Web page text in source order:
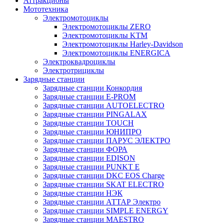
Мототехника
Электромотоциклы
Электромотоциклы ZERO
Электромотоциклы KTM
Электромотоциклы Harley-Davidson
Электромотоциклы ENERGICA
Электроквадроциклы
Электротрициклы
Зарядные станции
Зарядные станции Конкордия
Зарядные станции E-PROM
Зарядные станции AUTOELECTRO
Зарядные станции PINGALAX
Зарядные станции TOUCH
Зарядные станции ЮНИПРО
Зарядные станции ПАРУС ЭЛЕКТРО
Зарядные станции ФОРА
Зарядные станции EDISON
Зарядные станции PUNKT E
Зарядные станции DKC EOS Charge
Зарядные станции SKAT ELECTRO
Зарядные станции НЭК
Зарядные станции АТТАР Электро
Зарядные станции SIMPLE ENERGY
Зарядные станции MAESTRO